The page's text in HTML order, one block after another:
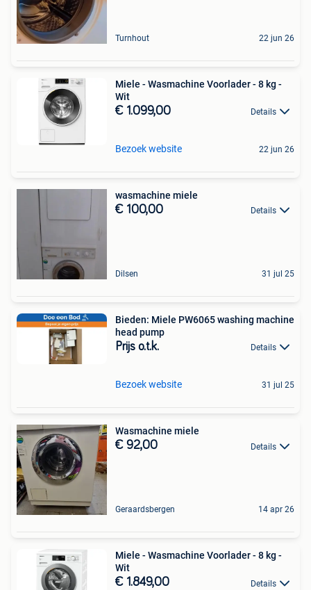
Turnhout 22 jun 26
Miele - Wasmachine Voorlader - 8 kg -
Wit
€ 1.099,00 Details
Bezoek website 22 jun 26
wasmachine miele
€ 100,00 Details
Dilsen 31 jul 25
Bieden: Miele PW6065 washing machine
head pump
Prijs o.t.k. Details
Bezoek website 31 jul 25
Wasmachine miele
€ 92,00 Details
Geraardsbergen 14 apr 26
Miele - Wasmachine Voorlader - 8 kg -
Wit
€ 1.849,00 Details